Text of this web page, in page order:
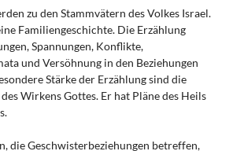
zu den Stammvätern des Volkes Israel.
Familiengeschichte. Die Erzählung
Spannungen, Konflikte,
und Versöhnung in den Beziehungen
Stärke der Erzählung sind die
Wirkens Gottes. Er hat Pläne des Heils
die Geschwisterbeziehungen betreffen,